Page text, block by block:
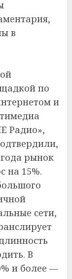
в
по
и
Радио»,
рынок
на 15%.
сети,
В
и более —